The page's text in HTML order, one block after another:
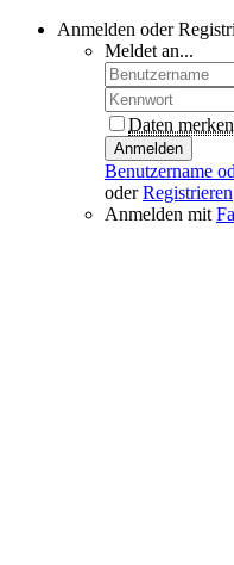
Anmelden oder
Meldet an...
Daten
Anmelden
Benutzername
oderRegistrieren
Anmelden mit